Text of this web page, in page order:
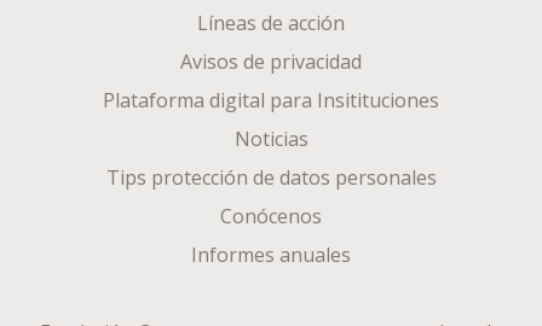
Líneas de acción
Avisos de privacidad
Plataforma digital para Insitituciones
Noticias
Tips protección de datos personales
Conócenos
Informes anuales